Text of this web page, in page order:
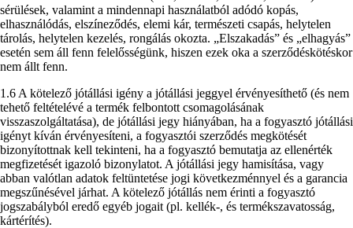
sérülések, valamint a mindennapi használatból adódó kopás,
elhasználódás, elszíneződés, elemi kár, természeti csapás, helytelen
tárolás, helytelen kezelés, rongálás okozta. „Elszakadás” és „elhagyás”
esetén sem áll fenn felelősségünk, hiszen ezek oka a szerződéskötéskor
nem állt fenn.
1.6 A kötelező jótállási igény a jótállási jeggyel érvényesíthető (és nem
tehető feltételévé a termék felbontott csomagolásának
visszaszolgáltatása), de jótállási jegy hiányában, ha a fogyasztó jótállási
igényt kíván érvényesíteni, a fogyasztói szerződés megkötését
bizonyítottnak kell tekinteni, ha a fogyasztó bemutatja az ellenérték
megfizetését igazoló bizonylatot. A jótállási jegy hamisítása, vagy
abban valótlan adatok feltüntetése jogi következménnyel és a garancia
megszűnésével járhat. A kötelező jótállás nem érinti a fogyasztó
jogszabályból eredő egyéb jogait (pl. kellék-, és termékszavatosság,
kártérítés).